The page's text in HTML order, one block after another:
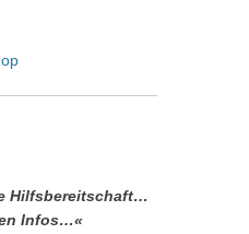
Hilfsbereitschaft…
Infos…«